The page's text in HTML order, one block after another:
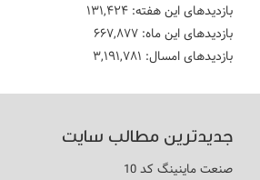
بازدیدهای این هفته: ۱۳۱,۴۲۴
بازدیدهای این ماه: ۶۶۷,۸۷۷
بازدیدهای امسال: ۳,۱۹۱,۷۸۱
جدیدترین مطالب سایت
صنعت ماینینگ کد 10